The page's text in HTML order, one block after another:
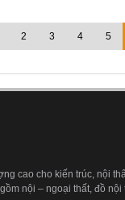
2 3 4 5
cao cho kiến trúc, nội
nội – ngoại thất, đồ nội